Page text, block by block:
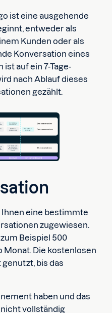
ist eine ausgehende
entweder als
Kunden oder als
Konversation eines
ist auf ein 7-Tage-
nach Ablauf dieses
gezählt.
eine bestimmte
zugewiesen.
Beispiel 500
Monat. Die kostenlosen
bis das
haben und das
vollständig